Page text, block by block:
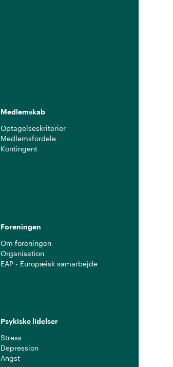
Medlemskab
Optagelseskriterier
Medlemsfordele
Kontingent
Foreningen
Om foreningen
Organisation
EAP - Europæisk samarbejde
Psykiske lidelser
Stress
Depression
Angst